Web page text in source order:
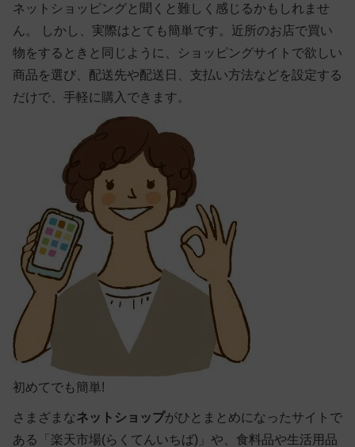
ネットショッピングと聞くと難しく感じるかもしれませ
ん。 しかし、実際はとても簡単です。近所のお店で買い
物をするときと同じように、ショッピングサイトで欲しい
商品を選び、配送先や配送日、支払い方法などを設定する
だけで、手軽に購入できます。
初めてでも簡単!
さまざまなネットショップがひとまとめになったサイトで
ある「楽天市場(らくてんいちば)」や、食料品や生活用品